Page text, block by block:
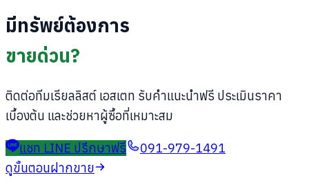
มีทรัพย์ต้องการ
ขายด่วน?
ติดต่อทีมเรียลลิสต์ เอสเตท รับคำแนะนำฟรี ประเมินราคา
เบื้องต้น และช่วยหาผู้ซื้อที่เหมาะสม
แชท LINE ปรึกษาฟรี
091-979-1491
ดูขั้นตอนฝากขาย